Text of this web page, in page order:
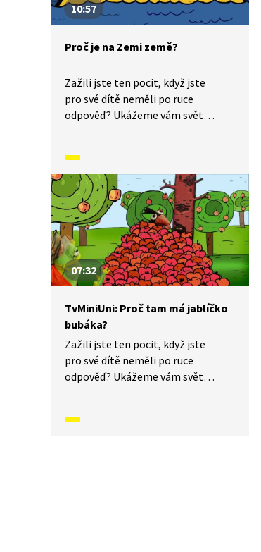
10:57
Proč je na Zemi země?
Zažili jste ten pocit, když jste
pro své dítě neměli po ruce
odpověď? Ukážeme vám svět
07:32
TvMiniUni: Proč tam má jablíčko
bubáka?
Zažili jste ten pocit, když jste
pro své dítě neměli po ruce
odpověď? Ukážeme vám svět
bubáka?“